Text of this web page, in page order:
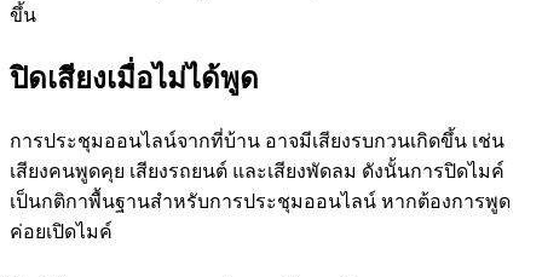
ขึ้น
ปิดเสียงเมื่อไม่ได้พูด
การประชุมออนไลน์จากที่บ้าน อาจมีเสียงรบกวนเกิดขึ้น เช่น
เสียงคนพูดคุย เสียงรถยนต์ และเสียงพัดลม ดังนั้นการปิดไมค์
เป็นกติกาพื้นฐานสำหรับการประชุมออนไลน์ หากต้องการพูด
ค่อยเปิดไมค์